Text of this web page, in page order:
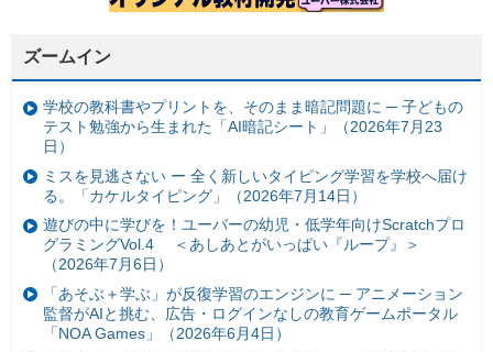
ズームイン
学校の教科書やプリントを、そのまま暗記問題に ─ 子どもの
テスト勉強から生まれた「AI暗記シート」（2026年7月23
日）
ミスを見逃さない ー 全く新しいタイピング学習を学校へ届け
る。「カケルタイピング」（2026年7月14日）
遊びの中に学びを！ユーバーの幼児・低学年向けScratchプロ
グラミングVol.4 ＜あしあとがいっぱい『ループ』＞
（2026年7月6日）
「あそぶ＋学ぶ」が反復学習のエンジンに ─ アニメーション
監督がAIと挑む、広告・ログインなしの教育ゲームポータル
「NOA Games」（2026年6月4日）